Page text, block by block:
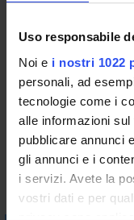
Uso responsabile
Noi e i nostri 1022
personali, ad
tecnologie come i
alle informazioni
pubblicare annunci
gli annunci e i
i servizi. Avete la
vostri dati e per
privacy sono
The module will be
historiographical
depth analysis of a
investigate in a new
into one of these
Bibliography